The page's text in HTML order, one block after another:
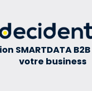
SMARTDATA
votre business